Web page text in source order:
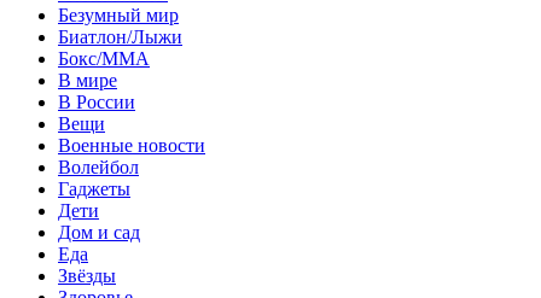
Безумный мир
Биатлон/Лыжи
Бокс/MMA
В мире
В России
Вещи
Военные новости
Волейбол
Гаджеты
Дети
Дом и сад
Еда
Звёзды